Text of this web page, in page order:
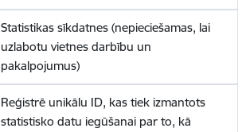
Statistikas sīkdatnes (nepieciešamas, lai
uzlabotu vietnes darbību un
pakalpojumus)
Reģistrē unikālu ID, kas tiek izmantots
statistisko datu iegūšanai par to, kā